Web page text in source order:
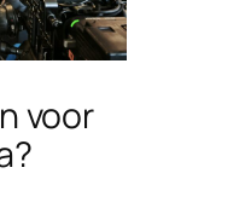
voor